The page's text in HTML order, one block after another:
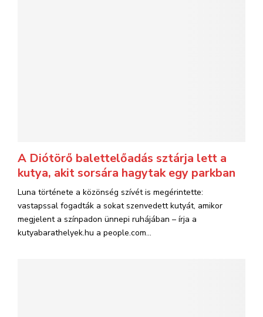
A Diótörő balettelőadás sztárja lett a
kutya, akit sorsára hagytak egy parkban
Luna története a közönség szívét is megérintette:
vastapssal fogadták a sokat szenvedett kutyát, amikor
megjelent a színpadon ünnepi ruhájában – írja a
kutyabarathelyek.hu a people.com...